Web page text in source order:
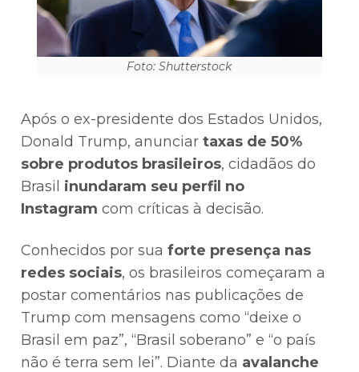
Foto: Shutterstock
Após o ex-presidente dos Estados Unidos,
Donald Trump, anunciartaxas de 50%
sobre produtos brasileiros, cidadãos do
Brasil inundaram seu perfil no
Instagram com críticas à decisão.
Conhecidos por suaforte presença nas
redes sociais, os brasileiros começaram a
postar comentários nas publicações de
Trump com mensagens como “deixe o
Brasil em paz”, “Brasil soberano” e “o país
não é terra sem lei”. Diante da avalanche